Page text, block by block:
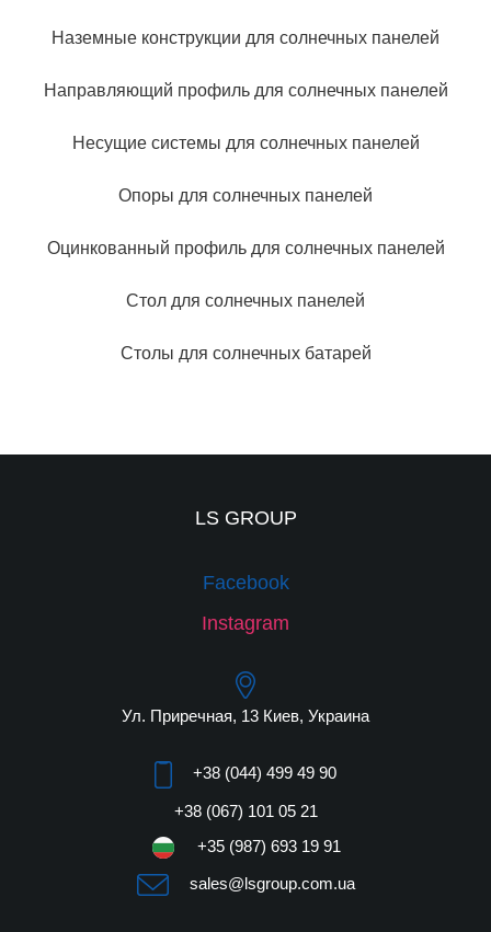
Наземные конструкции для солнечных панелей
Направляющий профиль для солнечных панелей
Несущие системы для солнечных панелей
Опоры для солнечных панелей
Оцинкованный профиль для солнечных панелей
Стол для солнечных панелей
Столы для солнечных батарей
LS GROUP
Facebook
Instagram
Ул. Приречная, 13 Киев, Украина
+38 (044) 499 49 90
+38 (067) 101 05 21
+35 (987) 693 19 91
sales@lsgroup.com.ua